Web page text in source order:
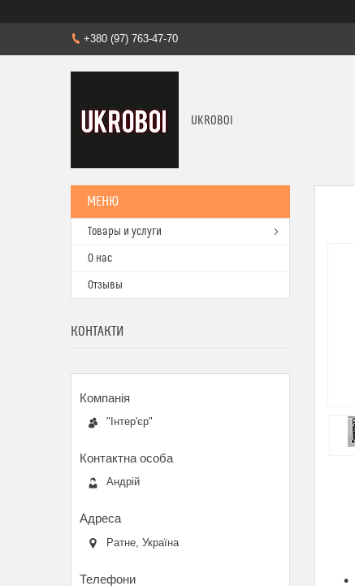
+380 (97) 763-47-70
UKROBOI
Товары и услуги
О нас
Отзывы
КОНТАКТИ
"Інтер'єр"
Андрій
Ратне, Україна